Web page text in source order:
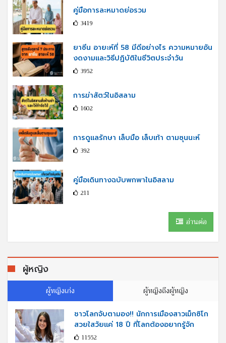
คู่มือการละหมาดย่อรวม
3419
ยาซีน อายะห์ที่ 58 มีดีอย่างไร ความหมายอัน
งดงามและวิธีปฏิบัติในชีวิตประจำวัน
3952
การฆ่าสัตว์ในอิสลาม
1602
การดูแลรักษา เล็บมือ เล็บเท้า ตามซุนนะห์
392
คู่มือเดินทางฉบับพกพาในอิสลาม
211
อ่านต่อ
ผู้หญิง
ผู้หญิงเก่ง ผู้หญิงถึงผู้หญิง
ชาวโลกจับตามอง!! นักการเมืองสาวเม็กซิโก
สวยใสวัยแค่ 18 ปี ที่โลกต้องอยากรู้จัก
11552